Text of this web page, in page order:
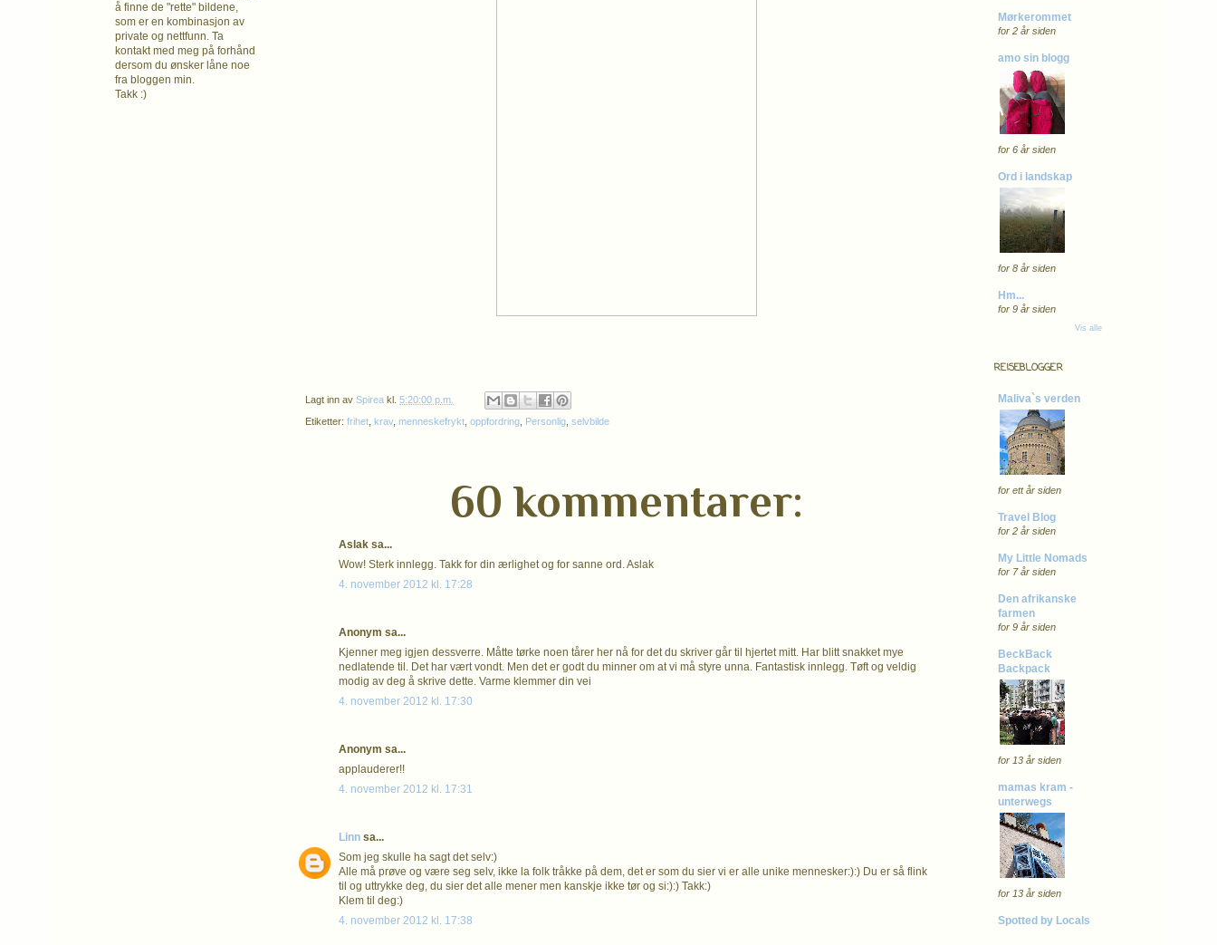
Lagt inn av Spirea kl. 5:20:00 p.m.
Etiketter: frihet krav, menneskefrykt oppfordring Personlig selvbilde
60 kommentarer:
Aslak sa...
Wow! Sterk innlegg. Takk for din ærlighet og for sanne ord. Aslak
4. november 2012 kl. 17:28
Anonym sa...
Kjenner meg igjen dessverre. Måtte tørke noen tårer her nå for det du skriver går til hjertet mitt. Har blitt snakket mye
nedlatende til. Det har vært vondt. Men det er godt du minner om at vi må styre unna. Fantastisk innlegg. Tøft og veldig
modig av deg å skrive dette. Varme klemmer din vei
4. november 2012 kl. 17:30
Anonym sa...
applauderer!!
4. november 2012 kl. 17:31
Linn sa...
Som jeg skulle ha sagt det selv:)
Alle må prøve og være seg selv, ikke la folk tråkke på dem, det er som du sier vi er alle unike mennesker:):) Du er så flink
til og uttrykke deg, du sier det alle mener men kanskje ikke tør og si:):) Takk:)
Klem til deg:)
4. november 2012 kl. 17:38
å finne de "rette" bildene,
som er en kombinasjon av
private og nettfunn. Ta
kontakt med meg på forhånd
dersom du ønsker låne noe
fra bloggen min.
Takk :)
Mørkerommet
for 2 år siden
amo sin blogg
for 6 år siden
Ord i landskap
for 8 år siden
Hm...
for 9 år siden
Vis alle
REISEBLOGGER
Maliva`s verden
for ett år siden
Travel Blog
for 2 år siden
My Little Nomads
for 7 år siden
Den afrikanske
farmen
for 9 år siden
BeckBack
Backpack
for 13 år siden
mamas kram -
unterwegs
for 13 år siden
Spotted by Locals